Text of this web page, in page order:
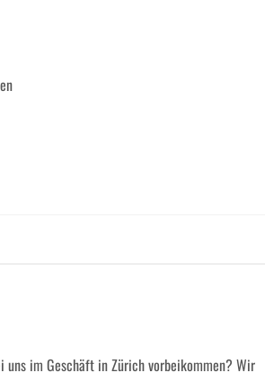
uns im Geschäft in Zürich vorbeikommen? Wir